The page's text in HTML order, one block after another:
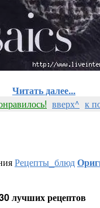
Читать далее...
вверх^ к
Рецепты_блюд
лучших рецептов